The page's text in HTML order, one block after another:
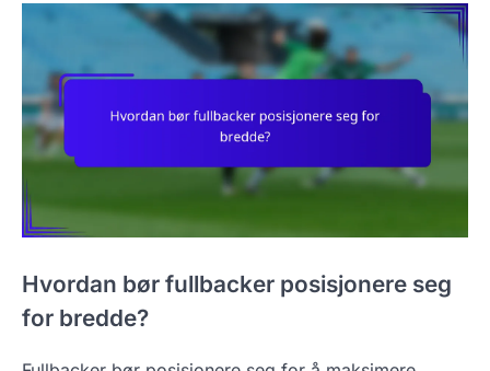
Hvordan bør fullbacker posisjonere seg
for bredde?